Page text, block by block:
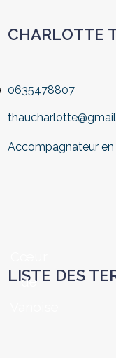
CHARLOTTE
0635478807
Accompagnateur
LISTE DES
de